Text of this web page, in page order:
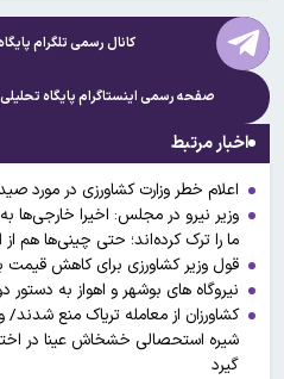
کانال رسمی تلگرام
صفحه رسمی اینستاگرام پایگاه
اخبار مرتبط
اعلام خطر وزارت کشاورزی در مورد
وزیر نیرو در مجلس: اخیرا خارجی‌ها
ما را ترک کرده‌اند؛ حتی چینی‌ها هم از
قول وزیر کشاورزی برای کاهش قیمت
نیروگاه های بوشهر و اهواز به
کشاورزان از معامله تریاک منع شدند/
شیره استحصالی خشخاش عینا در
گیرد